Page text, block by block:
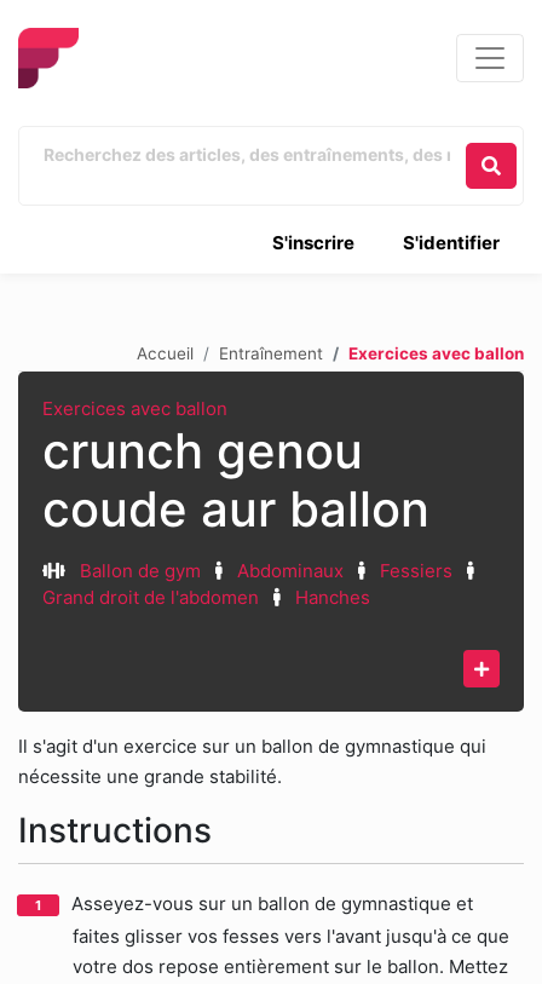
S'identifier
S'inscrire
Accueil Entraînement Exercices avec ballon
Exercices avec ballon
crunch genou
coude aur ballon
Ballon de gym Abdominaux
Fessiers
Grand droit de l'abdomen
Hanches
Il s'agit d'un exercice sur un ballon de gymnastique qui
nécessite une grande stabilité.
Instructions
Asseyez-vous sur un ballon de gymnastique et
faites glisser vos fesses vers l'avant jusqu'à ce que
votre dos repose entièrement sur le ballon. Mettez